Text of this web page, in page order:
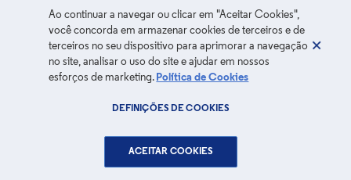
Ao continuar a navegar ou clicar em "Aceitar Cookies",
você concorda em armazenar cookies de terceiros e de
terceiros no seu dispositivo para aprimorar a navegação
no site, analisar o uso do site e ajudar em nossos
esforços de marketing. Política de Cookies
DEFINIÇÕES DE COOKIES
ACEITAR COOKIES